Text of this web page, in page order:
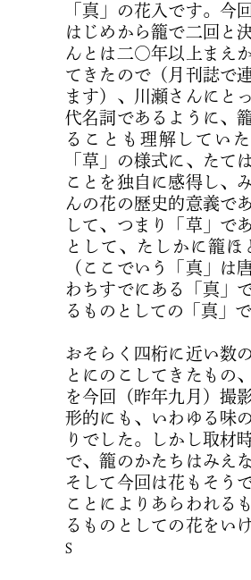
「真」の花入です。今
はじめから籠で二回と
んとは二〇年以上まえ
てきたので（月刊誌で
ます）、川瀬さんにと
代名詞であるように、
ることも理解してい
「草」の様式に、たて
ことを独自に感得し、
んの花の歴史的意義で
して、つまり「草」で
として、たしかに籠
（ここでいう「真」は
わちすでにある「真」
るものとしての「真」
おそらく四桁に近い数
とにのこしてきたもの
を今回（昨年九月）撮
形的にも、いわゆる味
りでした。しかし取材
で、籠のかたちはみえ
そして今回は花もそう
ことによりあらわれる
るものとしての花をい
S